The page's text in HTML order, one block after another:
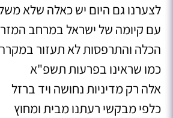
לצערנו גם היום יש כאלה שלא
עם קיומה של ישראל במרחב המזרח
הכלה והתרפסות לא תעזור במקרה
כמו שראינו בפרעות תשפ"א
אלה רק מדיניות נחושה ויד ברזל
כלפי מבקשי רעתנו מבית ומחוץ